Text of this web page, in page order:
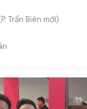
P. Trấn Biên mới)